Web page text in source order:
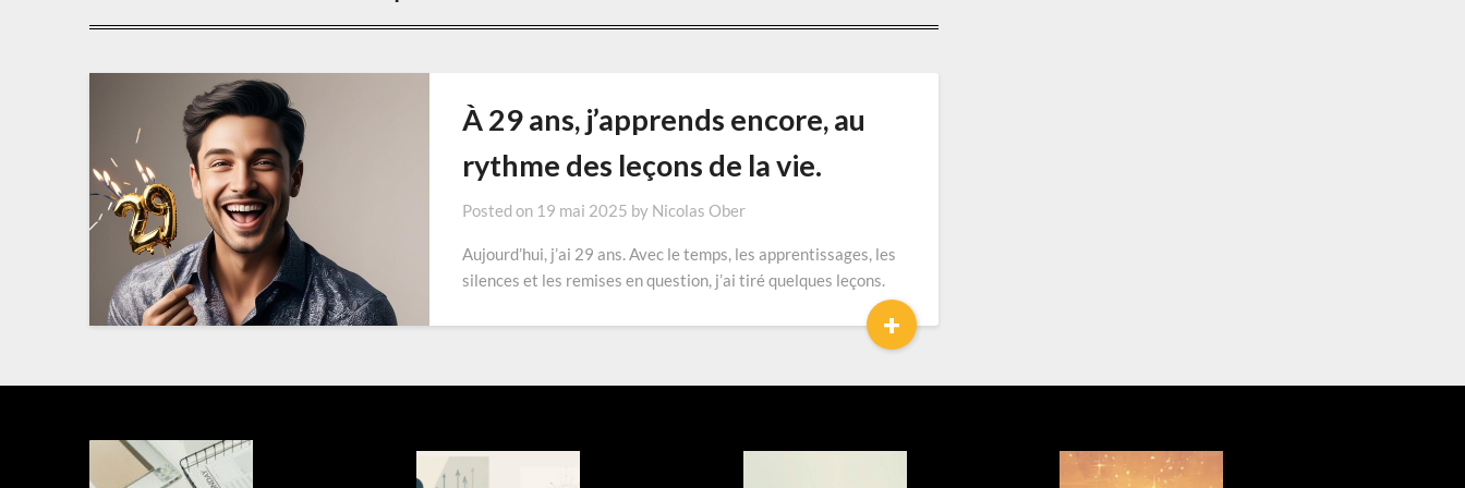
À 29 ans, j’apprends encore, au
rythme des leçons de la vie.
Posted on 19 mai 2025 by Nicolas Ober
Aujourd’hui, j’ai 29 ans. Avec le temps, les apprentissages, les
silences et les remises en question, j’ai tiré quelques leçons.
+